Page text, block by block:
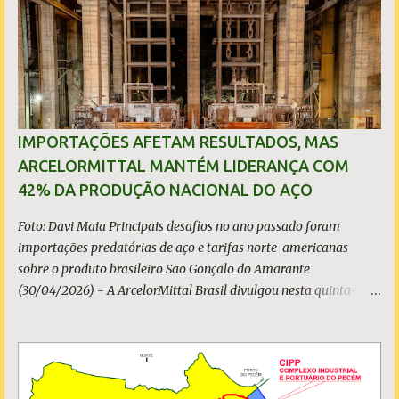
o
s
IMPORTAÇÕES AFETAM RESULTADOS, MAS
ARCELORMITTAL MANTÉM LIDERANÇA COM
42% DA PRODUÇÃO NACIONAL DO AÇO
Foto: Davi Maia Principais desafios no ano passado foram
importações predatórias de aço e tarifas norte-americanas
sobre o produto brasileiro São Gonçalo do Amarante
(30/04/2026) - A ArcelorMittal Brasil divulgou nesta quinta-
predatórias, sobretudo da China, e as tarifas impostas pelo
Governo dos Estados Unidos afetaram os resultados financeiros